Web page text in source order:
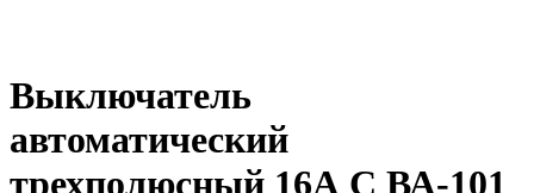
Выключатель
автоматический
трехполюсный 16А С ВА-101